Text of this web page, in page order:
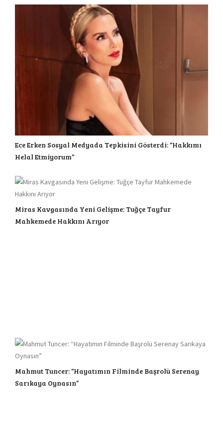
Ece Erken Sosyal Medyada Tepkisini Gösterdi: “Hakkımı
Helal Etmiyorum”
Miras Kavgasında Yeni Gelişme: Tuğçe Tayfur
Mahkemede Hakkını Arıyor
Mahmut Tuncer: “Hayatımın Filminde Başrolü Serenay
Sarıkaya Oynasın”